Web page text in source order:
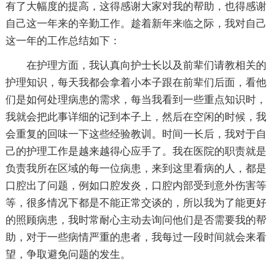
有了大幅度的提高，这得感谢大家对我的帮助，也得感谢
自己这一年来的辛勤工作。趁着新年来临之际，我对自己
这一年的工作总结如下：
在护理方面，我认真向护士长以及前辈们请教相关的
护理知识，每天我都会拿着小本子跟在前辈们后面，看他
们是如何处理病患的需求，每当我看到一些重点知识时，
我就会把此事详细的记到本子上，然后在空闲的时候，我
会重复的回味一下这些经验教训。时间一长后，我对于自
己的护理工作是越来越得心应手了。我在医院的职责就是
负责我所在区域的每一位病患，来到这里看病的人，都是
口腔出了问题，例如口腔发炎，口腔内部受到意外伤害等
等，很多情况下都是不能正常交谈的，所以我为了能更好
的照顾病患，我时常耐心主动去询问他们是否需要我的帮
助，对于一些病情严重的患者，我每过一段时间就会来看
望，争取避免问题的发生。